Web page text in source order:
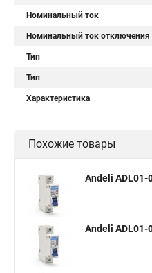
Номинальный ток
Номинальный ток отключения
Тип
Тип
Характеристика
Похожие товары
Andeli ADL01-
Andeli ADL01-